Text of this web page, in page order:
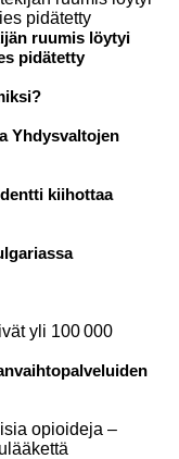
ruumis löytyi
pidätetty
Yhdysvaltojen
kiihottaa